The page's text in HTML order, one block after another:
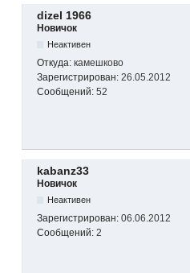
dizel 1966
Новичок
Неактивен
Откуда: камешково
Зарегистрирован: 26.05.2012
Сообщений: 52
kabanz33
Новичок
Неактивен
Зарегистрирован: 06.06.2012
Сообщений: 2